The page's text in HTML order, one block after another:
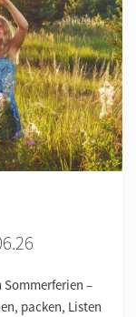
–
packen, Listen